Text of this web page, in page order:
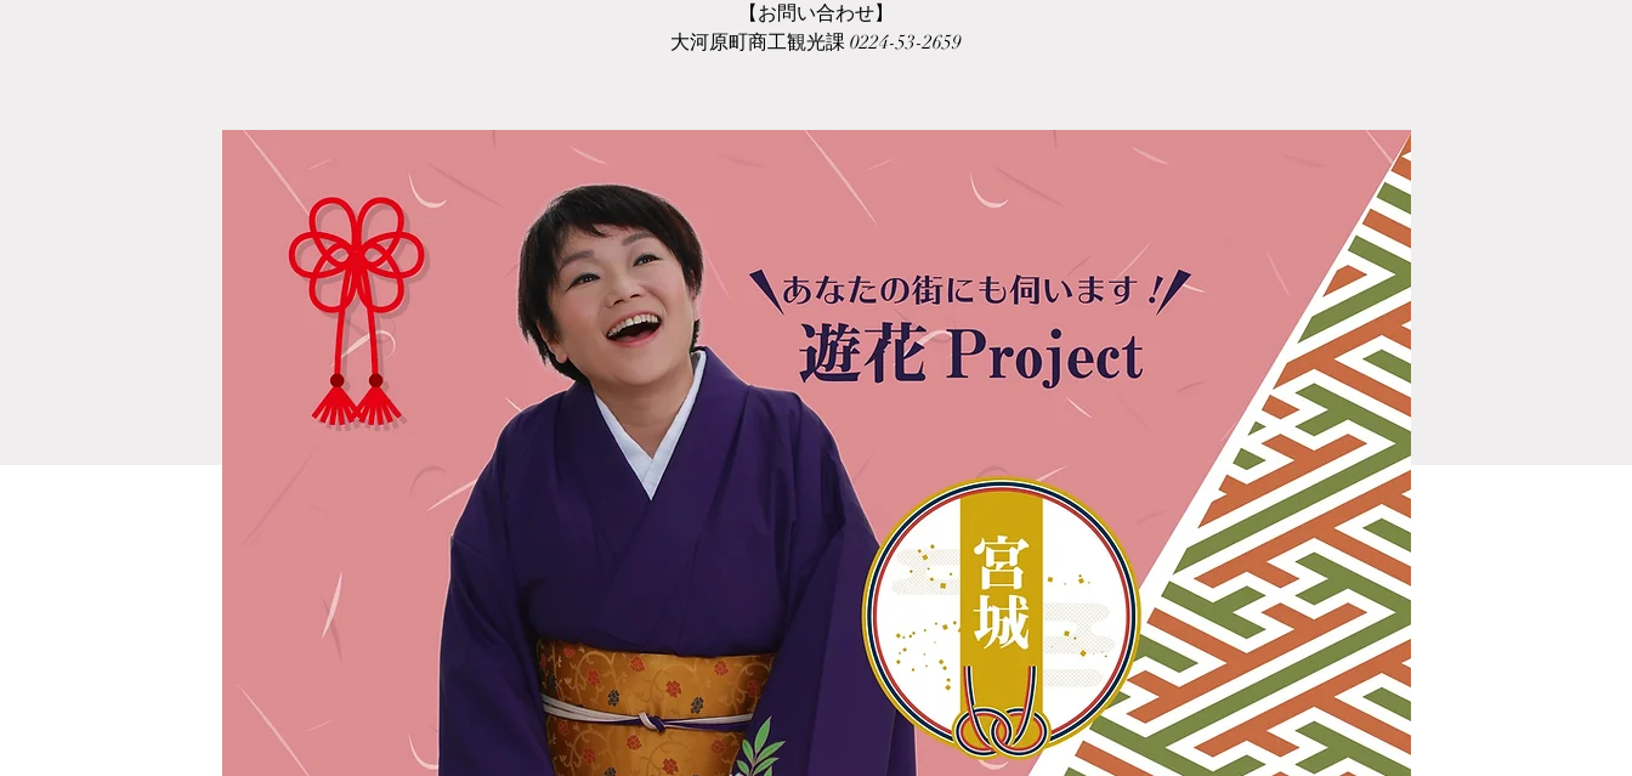
【お問い合わせ】
大河原町商工観光課 0224-53-2659